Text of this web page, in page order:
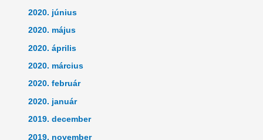
2020. június
2020. május
2020. április
2020. március
2020. február
2020. január
2019. december
2019. november